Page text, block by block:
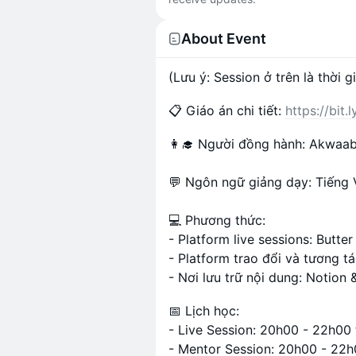
About Event
(Lưu ý: Session ở trên là thời
📋 Giáo án chi tiết: https://
​👩‍🎓 Người đồng hành:
💬 Ngôn ngữ giảng dạy: Tiếng
💻 Phương thức:
- Platform live sessions: Butter
- Platform trao đổi và tương
- Nơi lưu trữ nội dung: Notion
📅 Lịch học:
- Live Session: 20h00 -
- Mentor Session: 20h00 -